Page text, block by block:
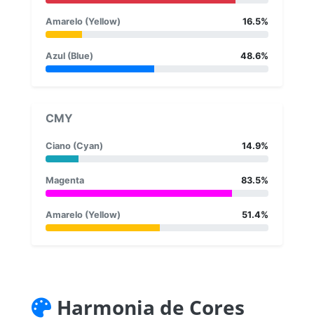
Amarelo (Yellow) 16.5%
Azul (Blue) 48.6%
CMY
Ciano (Cyan) 14.9%
Magenta 83.5%
Amarelo (Yellow) 51.4%
Harmonia de Cores